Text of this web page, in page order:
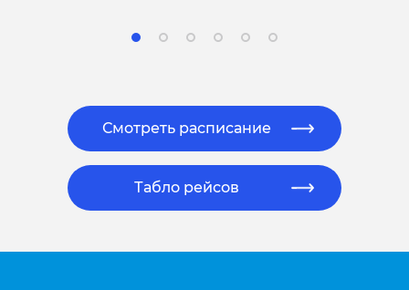
Смотреть расписание
Табло рейсов